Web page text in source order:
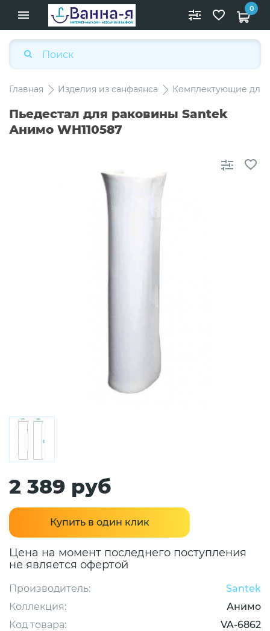
0
Главная Изделия из санфаянса Комплектующие для
Пьедестал для раковины Santek
Анимо WH110587
2 389 руб
Купить в один клик
Цена на момент последнего поступления
не является офертой
Производитель:
Santek
Коллекция:
Анимо
Код товара:
VA-6862